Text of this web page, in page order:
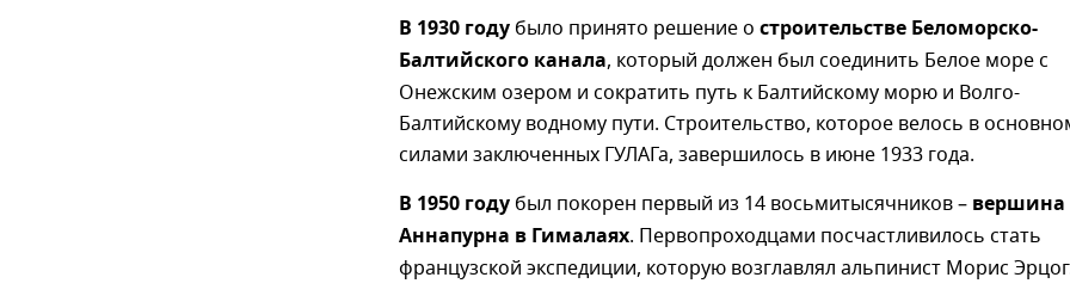
В 1930 году было принято решение о строительстве Беломорско-
Балтийского канала, который должен был соединить Белое море с
Онежским озером и сократить путь к Балтийскому морю и Волго-
Балтийскому водному пути. Строительство, которое велось в
силами заключенных ГУЛАГа, завершилось в июне 1933 года.
В 1950 году был покорен первый из 14 восьмитысячников – вершина
Аннапурна в Гималаях. Первопроходцами посчастливилось стать
французской экспедиции, которую возглавлял альпинист Морис